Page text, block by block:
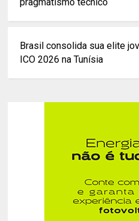
Brasil consolida sua elite
ICO 2026 na Tunísia